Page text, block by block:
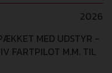
2026
MED UDSTYR -
FARTPILOT M.M. TIL